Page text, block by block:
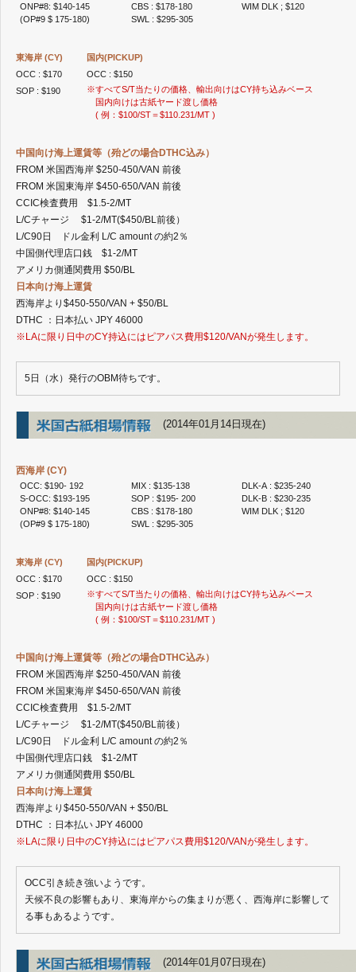
2025年1月
2024年10月
2024年8月
2024年7月
2024年6月
2024年2月
2024年1月
2023年12月
2023年10月
2023年9月
2023年8月
2023年7月
2023年5月
2023年2月
2023年1月
2022年12月
2022年11月
2022年10月
2022年9月
2022年5月
2022年4月
2022年3月
2022年1月
2021年12月
2021年11月
2021年9月
2021年6月
2021年5月
2021年4月
2021年3月
2021年2月
2021年1月
2020年12月
2020年11月
2020年9月
2020年8月
2020年7月
2020年5月
2020年4月
2020年3月
2019年12月
ONP#8: $140-145
(OP#9 $ 175-180)
CBS : $178-180
SWL : $295-305
WIM DLK ; $120
東海岸 (CY)
OCC : $170
SOP : $190
国内(PICKUP)
OCC : $150
※すべてS/T当たりの価格、輸出向けはCY持ち込みベース
国内向けは古紙ヤード渡し価格
( 例：$100/ST＝$110.231/MT )
中国向け海上運賃等（殆どの場合DTHC込み）
FROM 米国西海岸 $250-450/VAN 前後
FROM 米国東海岸 $450-650/VAN 前後
CCIC検査費用 $1.5-2/MT
L/Cチャージ $1-2/MT($450/BL前後）
L/C90日 ドル金利 L/C amount の約2％
中国側代理店口銭 $1-2/MT
アメリカ側通関費用 $50/BL
日本向け海上運賃
西海岸より$450-550/VAN + $50/BL
DTHC ：日本払い JPY 46000
※LAに限り日中のCY持込にはピアパス費用$120/VANが発生します。
5日（水）発行のOBM待ちです。
(2014年01月14日現在)
西海岸 (CY)
OCC: $190- 192
S-OCC: $193-195
ONP#8: $140-145
(OP#9 $ 175-180)
MIX : $135-138
SOP : $195- 200
CBS : $178-180
SWL : $295-305
DLK-A : $235-240
DLK-B : $230-235
WIM DLK ; $120
東海岸 (CY)
OCC : $170
SOP : $190
国内(PICKUP)
OCC : $150
※すべてS/T当たりの価格、輸出向けはCY持ち込みベース
国内向けは古紙ヤード渡し価格
( 例：$100/ST＝$110.231/MT )
中国向け海上運賃等（殆どの場合DTHC込み）
FROM 米国西海岸 $250-450/VAN 前後
FROM 米国東海岸 $450-650/VAN 前後
CCIC検査費用 $1.5-2/MT
L/Cチャージ $1-2/MT($450/BL前後）
L/C90日 ドル金利 L/C amount の約2％
中国側代理店口銭 $1-2/MT
アメリカ側通関費用 $50/BL
日本向け海上運賃
西海岸より$450-550/VAN + $50/BL
DTHC ：日本払い JPY 46000
※LAに限り日中のCY持込にはピアパス費用$120/VANが発生します。
OCC引き続き強いようです。
天候不良の影響もあり、東海岸からの集まりが悪く、西海岸に影響して
る事もあるようです。
(2014年01月07日現在)